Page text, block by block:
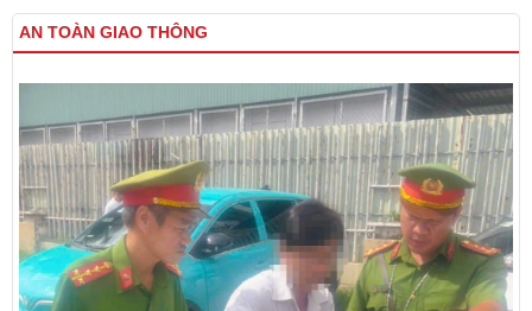
AN TOÀN GIAO THÔNG